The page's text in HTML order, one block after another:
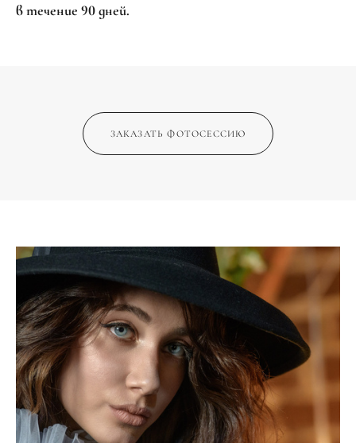
в течение 90 дней.
ЗАКАЗАТЬ ФОТОСЕССИЮ